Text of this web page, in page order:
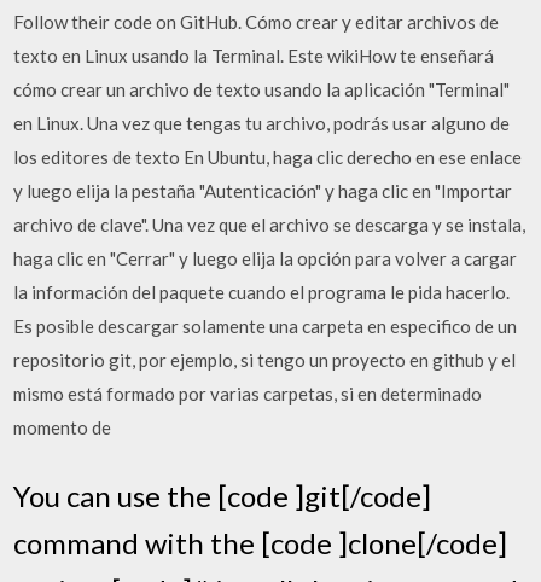
Follow their code on GitHub. Cómo crear y editar archivos de
texto en Linux usando la Terminal. Este wikiHow te enseñará
cómo crear un archivo de texto usando la aplicación "Terminal"
en Linux. Una vez que tengas tu archivo, podrás usar alguno de
los editores de texto En Ubuntu, haga clic derecho en ese enlace
y luego elija la pestaña "Autenticación" y haga clic en "Importar
archivo de clave". Una vez que el archivo se descarga y se instala,
haga clic en "Cerrar" y luego elija la opción para volver a cargar
la información del paquete cuando el programa le pida hacerlo.
Es posible descargar solamente una carpeta en especifico de un
repositorio git, por ejemplo, si tengo un proyecto en github y el
mismo está formado por varias carpetas, si en determinado
momento de
You can use the [code ]git[/code]
command with the [code ]clone[/code]